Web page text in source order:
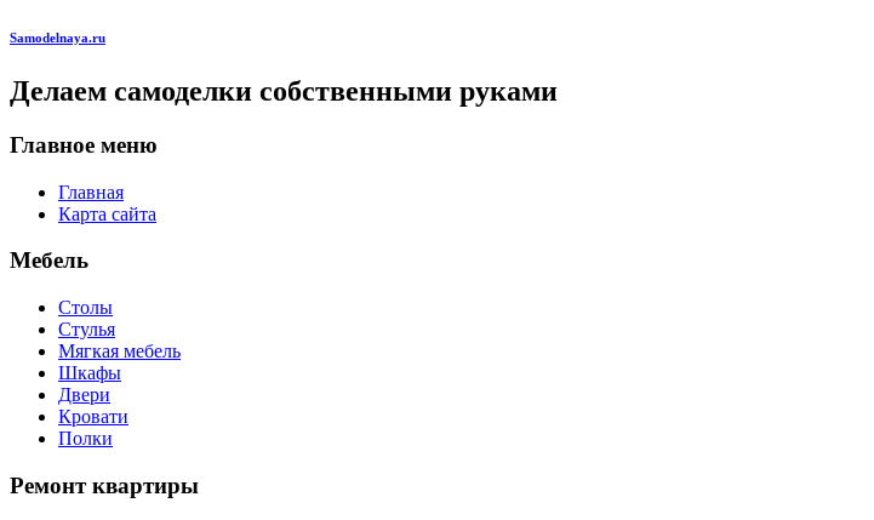
Samodelnaya.ru
Делаем самоделки собственными руками
Главное меню
Главная
Карта сайта
Мебель
Столы
Стулья
Мягкая мебель
Шкафы
Двери
Кровати
Полки
Ремонт квартиры